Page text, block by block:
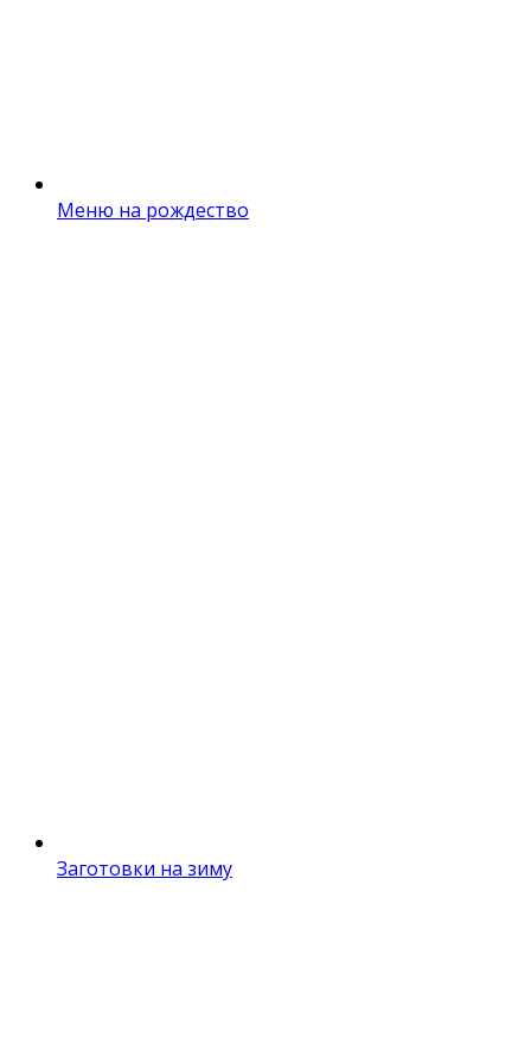
Меню на рождество
Заготовки на зиму